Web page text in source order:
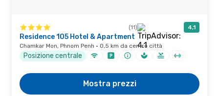
(11) 4,1
Residence 105 Hotel & Apartment
Chamkar Mon, Phnom Penh · 0,5 km da centro città
Posizione centrale
Mostra prezzi